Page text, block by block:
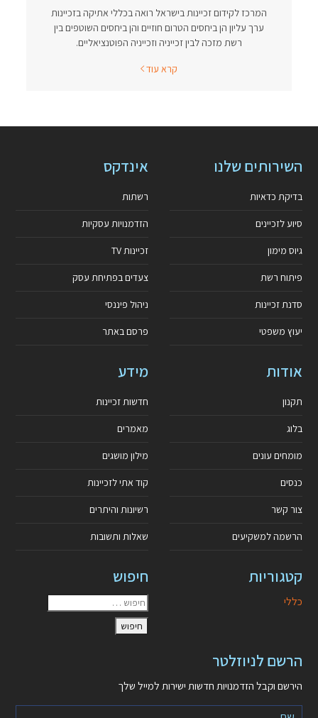
המרכז לקידום זכיינות בישראל רואה בכללי אתיקה בזכיינות
ערך עליון הן ביחסים הטרום חוזיים והן ביחסים השוטפים בין
רשת מזכה לבין זכייניה וזכייניה הפוטנציאליים.
קרא עוד
השירותים שלנו
בדיקת כדאיות
סיוע לזכיינים
גיוס מימון
פיתוח רשת
סדנת זכיינות
יעוץ משפטי
אינדקס
רשתות
הזדמנויות עסקיות
זכיינות TV
צעדים בפתיחת עסק
ניהול פיננסי
פרסם באתר
אודות
תקנון
בלוג
מומחים עונים
כנסים
צור קשר
הרשמה למשקיעים
מידע
חדשות זכיינות
מאמרים
מילון מושגים
קוד אתי לזכיינות
רשיונות והיתרים
שאלות ותשובות
קטגוריות
כללי
חיפוש
הרשם לניוזלטר
הירשם וקבל הזדמנויות חדשות ישירות למייל שלך